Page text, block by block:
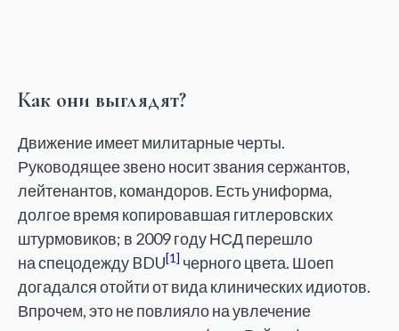
Как они выглядят?
Движение имеет милитарные черты.
Руководящее звено носит звания сержантов,
лейтенантов, командоров. Есть униформа,
долгое время копировавшая гитлеровских
штурмовиков; в 2009 году НСД перешло
на спецодежду BDU[1] черного цвета. Шоеп
догадался отойти от вида клинических идиотов.
Впрочем, это не повлияло на увлечение